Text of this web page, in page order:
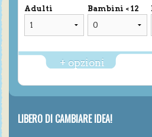
Adulti Bambini < 12
+ opzioni
LIBERO DI CAMBIARE IDEA!